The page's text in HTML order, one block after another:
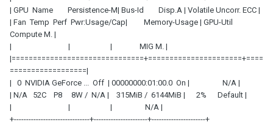
| GPU Name Persistence-M| Bus-Id Disp.A | Volatile Uncorr. ECC |
| Fan Temp Perf Pwr:Usage/Cap| Memory-Usage | GPU-Util
Compute M. |
| | | MIG M. |
|===============================+======================+====
==================|
| 0 NVIDIA GeForce ... Off | 00000000:01:00.0 On | N/A |
| N/A 52C P8 8W / N/A | 315MiB / 6144MiB | 2% Default |
| | | N/A |
+-------------------------------+----------------------+----------------------+